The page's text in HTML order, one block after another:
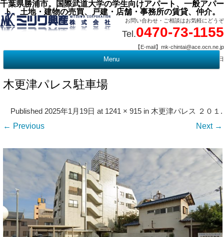
千葉県勝浦市。国際武道大学の学生向けアパート、一般アパー
ト、土地・建物の売買、戸建・店舗・事務所の賃貸、仲介。
お問い合わせ・ご相談はお気軽にどうぞ
Tel.0470-73-1155
【E-mail】mk-chintai@ace.ocn.ne.jp
【営業時間】09:00 ～ 17:15 【定 休 日】水曜・祭日
Menu
木更津パレス駐車場
Published2025年1月19日 at 1241 × 915 in木更津パレス ２０１ .
← Previous Next →